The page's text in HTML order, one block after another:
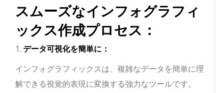
スムーズなインフォグラフィ
ックス作成プロセス：
1.データ可視化を簡単に：
インフォグラフィックスは、複雑なデータを簡単に理
解できる視覚的表現に変換する強力なツールです。